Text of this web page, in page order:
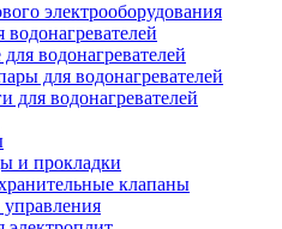
электрооборудования
водонагревателей
для водонагревателей
для водонагревателей
для водонагревателей
и прокладки
клапаны